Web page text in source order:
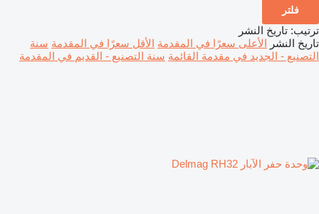
فلتر
ترتيب: تاريخ النشر
تاريخ النشر الأعلى سعرًا في المقدمة الأقل سعرًا في المقدمة سنة
التصنيع - الجديد في مقدمة القائمة سنة التصنيع - القديم في المقدمة